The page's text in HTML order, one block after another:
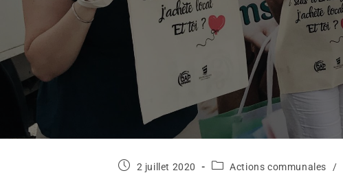
2 juillet 2020 Actions communales /